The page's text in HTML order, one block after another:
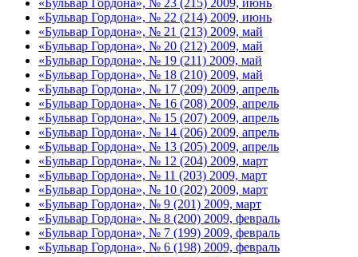
«Бульвар Гордона», № 22 (214) 2009, июнь
«Бульвар Гордона», № 21 (213) 2009, май
«Бульвар Гордона», № 20 (212) 2009, май
«Бульвар Гордона», № 19 (211) 2009, май
«Бульвар Гордона», № 18 (210) 2009, май
«Бульвар Гордона», № 17 (209) 2009, апрель
«Бульвар Гордона», № 16 (208) 2009, апрель
«Бульвар Гордона», № 15 (207) 2009, апрель
«Бульвар Гордона», № 14 (206) 2009, апрель
«Бульвар Гордона», № 13 (205) 2009, апрель
«Бульвар Гордона», № 12 (204) 2009, март
«Бульвар Гордона», № 11 (203) 2009, март
«Бульвар Гордона», № 10 (202) 2009, март
«Бульвар Гордона», № 9 (201) 2009, март
«Бульвар Гордона», № 8 (200) 2009, февраль
«Бульвар Гордона», № 7 (199) 2009, февраль
«Бульвар Гордона», № 6 (198) 2009, февраль